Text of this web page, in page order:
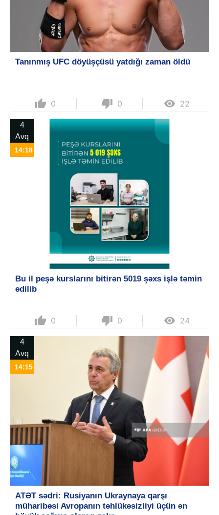
Tanınmış UFC döyüşçüsü yatdığı zaman öldü
thumb_up 0 thumb_down 0  22
4
Avq
14:18
Bu il peşə kurslarını bitirən 5019 şəxs işlə təmin
edilib
thumb_up 0 thumb_down 0  24
4
Avq
14:15
ATƏT sədri: Rusiyanın Ukraynaya qarşı
müharibəsi Avropanın təhlükəsizliyi üçün ən